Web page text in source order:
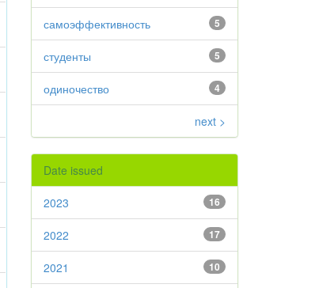
5
самоэффективность
5
студенты
4
одиночество
next >
Date issued
16
2023
17
2022
10
2021